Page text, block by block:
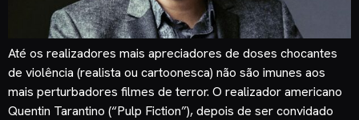
Até os realizadores mais apreciadores de doses chocantes
de violência (realista ou cartoonesca) não são imunes aos
mais perturbadores filmes de terror. O realizador americano
Quentin Tarantino (“Pulp Fiction”), depois de ser convidado